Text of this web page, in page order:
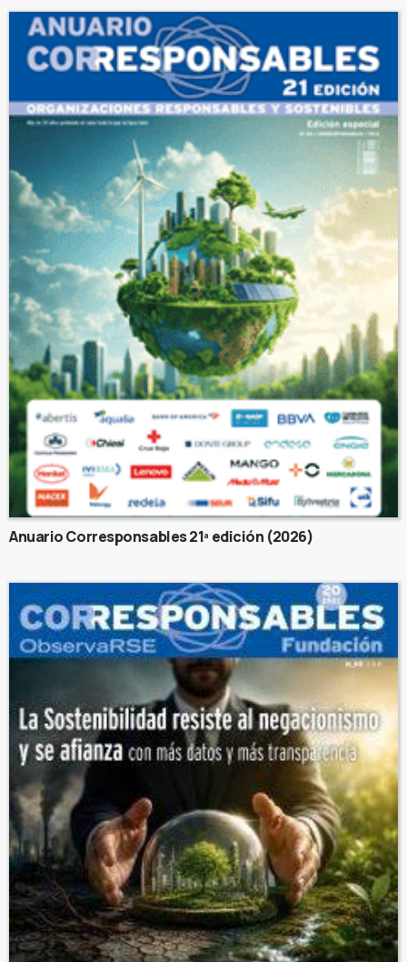
Anuario Corresponsables 21ª edición (2026)